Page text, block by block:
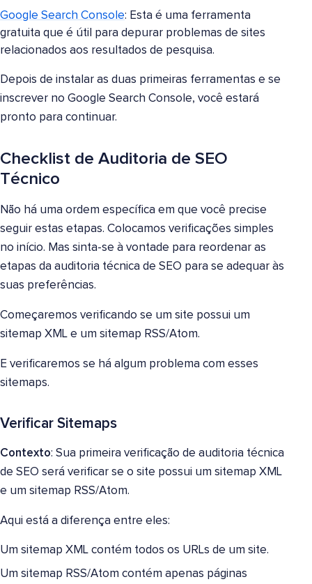
Google Search Console: Esta é uma ferramenta
gratuita que é útil para depurar problemas de sites
relacionados aos resultados de pesquisa.
Depois de instalar as duas primeiras ferramentas e se
inscrever no Google Search Console, você estará
pronto para continuar.
Checklist de Auditoria de SEO
Técnico
Não há uma ordem específica em que você precise
seguir estas etapas. Colocamos verificações simples
no início. Mas sinta-se à vontade para reordenar as
etapas da auditoria técnica de SEO para se adequar às
suas preferências.
Começaremos verificando se um site possui um
sitemap XML e um sitemap RSS/Atom.
E verificaremos se há algum problema com esses
sitemaps.
Verificar Sitemaps
Contexto: Sua primeira verificação de auditoria técnica
de SEO será verificar se o site possui um sitemap XML
e um sitemap RSS/Atom.
Aqui está a diferença entre eles:
Um sitemap XML contém todos os URLs de um site.
Um sitemap RSS/Atom contém apenas páginas